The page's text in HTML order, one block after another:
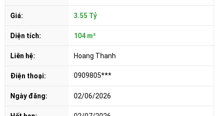
Giá: 3.55 Tỷ
Diện tích: 104 m²
Liên hệ: Hoang Thanh
Điện thoại: 0909805***
Ngày đăng: 02/06/2026